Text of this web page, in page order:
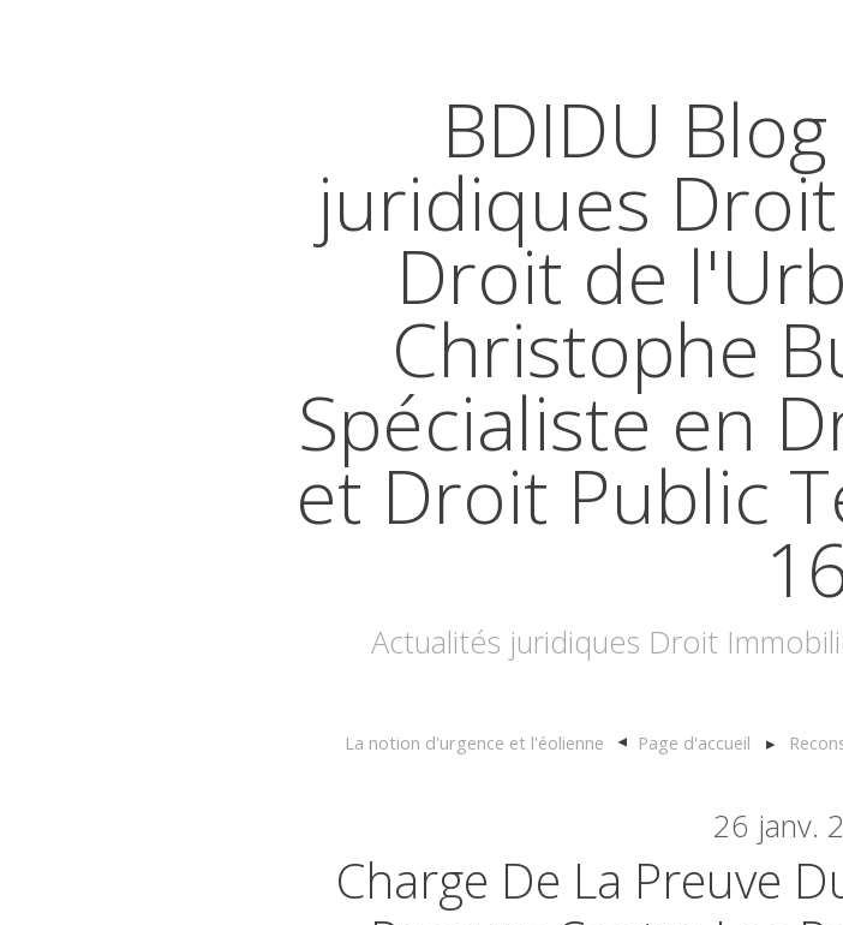
BDIDU
juridiques
Droit de
Christophe
Spécialiste en
et Droit Public
Actualités juridiques Droit
La notion d'urgence et l'éolienne Page d'accueil
26 janv.
Charge De La Preuve